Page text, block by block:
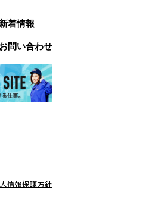
新着情報
お問い合わせ
情報保護方針